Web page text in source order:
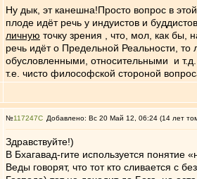
Ну дык, эт канешна!Просто вопрос в
плоде идёт речь у индуистов и
личную точку зрения , что, мол, как бы,
речь идёт о Предельной Реальности,
обусловленными, относительными и
т.е. чисто философской стороной
№117247 Добавлено: Вс 20 Май 12, 06:24 (14 лет
Здравствуйте!)
В Бхагавад-гите используется
Веды говорят, что тот кто сливается с